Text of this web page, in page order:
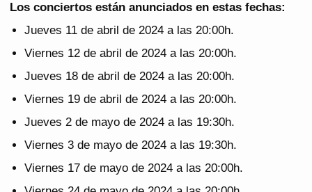
Los conciertos están anunciados en estas fechas:
Jueves 11 de abril de 2024 a las 20:00h.
Viernes 12 de abril de 2024 a las 20:00h.
Jueves 18 de abril de 2024 a las 20:00h.
Viernes 19 de abril de 2024 a las 20:00h.
Jueves 2 de mayo de 2024 a las 19:30h.
Viernes 3 de mayo de 2024 a las 19:30h.
Viernes 17 de mayo de 2024 a las 20:00h.